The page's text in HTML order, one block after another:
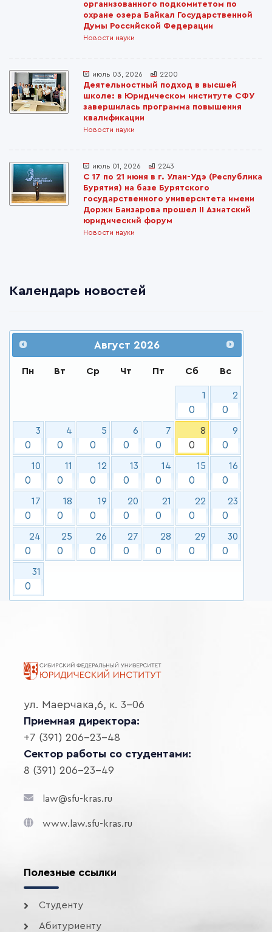
организованного подкомитетом по
охране озера Байкал Государственной
Думы Российской Федерации
Новости науки
июль 03, 2026 2200
Деятельностный подход в высшей
школе: в Юридическом институте СФУ
завершилась программа повышения
квалификации
Новости науки
июль 01, 2026 2243
С 17 по 21 июня в г. Улан-Удэ (Республика
Бурятия) на базе Бурятского
государственного университета имени
Доржи Банзарова прошел II Азиатский
юридический форум
Новости науки
Календарь новостей
Август 2026
Пн Вт Ср Чт Пт Сб Вс
1
0
2
0
3
0
4
0
5
0
6
0
7
0
8
0
9
0
10
0
11
0
12
0
13
0
14
0
15
0
16
0
17
0
18
0
19
0
20
0
21
0
22
0
23
0
24
0
25
0
26
0
27
0
28
0
29
0
30
0
31
0
ул. Маерчака,6, к. 3-06
Приемная директора:
+7 (391) 206-23-48
Сектор работы со студентами:
8 (391) 206-23-49
law@sfu-kras.ru
www.law.sfu-kras.ru
Полезные ссылки
Студенту
Абитуриенту